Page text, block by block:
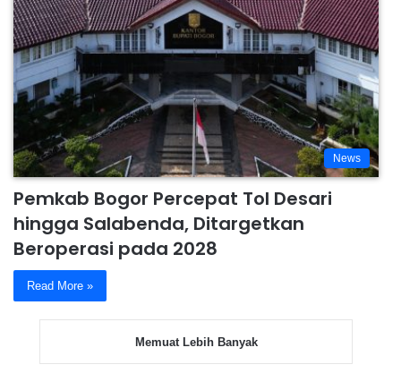
News
Pemkab Bogor Percepat Tol Desari
hingga Salabenda, Ditargetkan
Beroperasi pada 2028
Read More »
Memuat Lebih Banyak